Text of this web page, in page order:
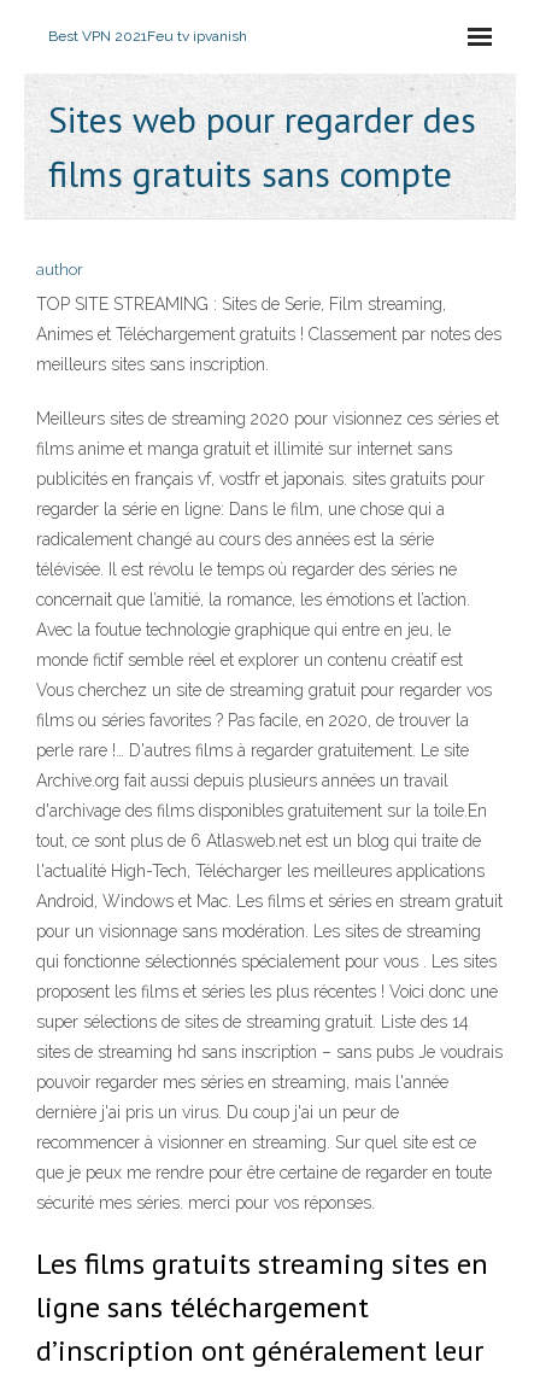
Best VPN 2021Feu tv ipvanish
Sites web pour regarder des
films gratuits sans compte
author
TOP SITE STREAMING : Sites de Serie, Film streaming,
Animes et Téléchargement gratuits ! Classement par notes des
meilleurs sites sans inscription.
Meilleurs sites de streaming 2020 pour visionnez ces séries et
films anime et manga gratuit et illimité sur internet sans
publicités en français vf, vostfr et japonais. sites gratuits pour
regarder la série en ligne: Dans le film, une chose qui a
radicalement changé au cours des années est la série
télévisée. Il est révolu le temps où regarder des séries ne
concernait que l’amitié, la romance, les émotions et l’action.
Avec la foutue technologie graphique qui entre en jeu, le
monde fictif semble réel et explorer un contenu créatif est
Vous cherchez un site de streaming gratuit pour regarder vos
films ou séries favorites ? Pas facile, en 2020, de trouver la
perle rare !… D'autres films à regarder gratuitement. Le site
Archive.org fait aussi depuis plusieurs années un travail
d'archivage des films disponibles gratuitement sur la toile.En
tout, ce sont plus de 6 Atlasweb.net est un blog qui traite de
l'actualité High-Tech, Télécharger les meilleures applications
Android, Windows et Mac. Les films et séries en stream gratuit
pour un visionnage sans modération. Les sites de streaming
qui fonctionne sélectionnés spécialement pour vous . Les sites
proposent les films et séries les plus récentes ! Voici donc une
super sélections de sites de streaming gratuit. Liste des 14
sites de streaming hd sans inscription – sans pubs Je voudrais
pouvoir regarder mes séries en streaming, mais l'année
dernière j'ai pris un virus. Du coup j'ai un peur de
recommencer à visionner en streaming. Sur quel site est ce
que je peux me rendre pour être certaine de regarder en toute
sécurité mes séries. merci pour vos réponses.
Les films gratuits streaming sites en
ligne sans téléchargement
d’inscription ont généralement leur